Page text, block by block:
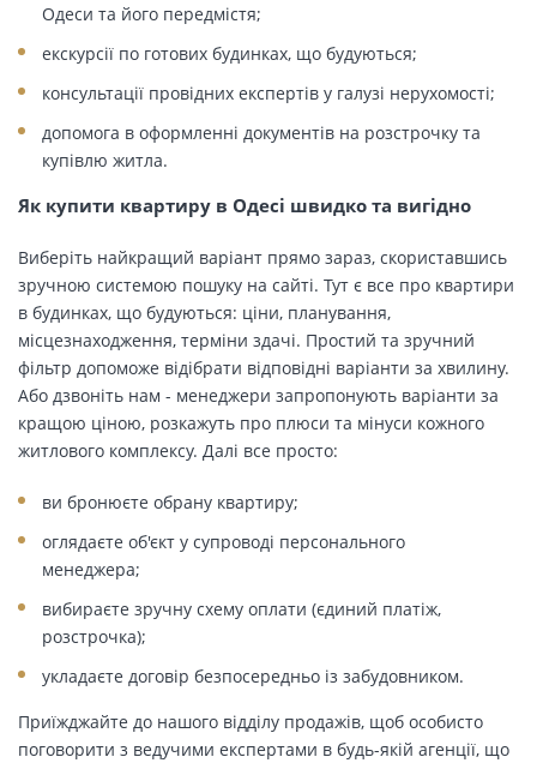
Одеси та його передмістя;
екскурсії по готових будинках, що будуються;
консультації провідних експертів у галузі нерухомості;
допомога в оформленні документів на розстрочку та
купівлю житла.
Як купити квартиру в Одесі швидко та вигідно
Виберіть найкращий варіант прямо зараз, скориставшись
зручною системою пошуку на сайті. Тут є все про квартири
в будинках, що будуються: ціни, планування,
місцезнаходження, терміни здачі. Простий та зручний
фільтр допоможе відібрати відповідні варіанти за хвилину.
Або дзвоніть нам - менеджери запропонують варіанти за
кращою ціною, розкажуть про плюси та мінуси кожного
житлового комплексу. Далі все просто:
ви бронюєте обрану квартиру;
оглядаєте об'єкт у супроводі персонального
менеджера;
вибираєте зручну схему оплати (єдиний платіж,
розстрочка);
укладаєте договір безпосередньо із забудовником.
Приїжджайте до нашого відділу продажів, щоб особисто
поговорити з ведучими експертами в будь-якій агенції, що